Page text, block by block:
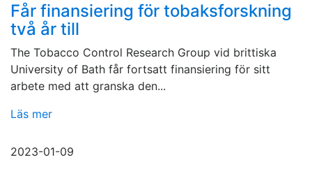
Får finansiering för tobaksforskning
två år till
The Tobacco Control Research Group vid brittiska
University of Bath får fortsatt finansiering för sitt
arbete med att granska den...
Läs mer
2023-01-09